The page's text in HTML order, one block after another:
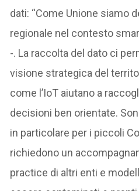
dati: “Come Unione siamo
regionale nel contesto
-. La raccolta del dato ci
visione strategica del
come l’IoT aiutano a
decisioni ben orientate.
in particolare per i piccoli
richiedono un
practice di altri enti e